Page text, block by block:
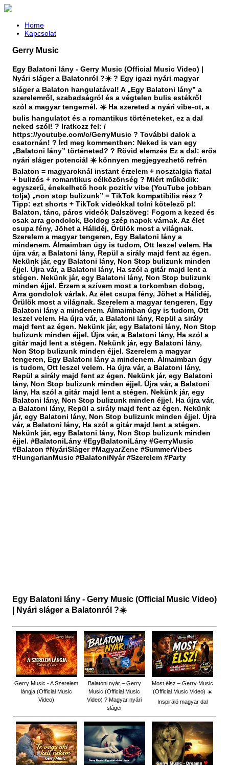
Home
Kapcsolat
Gerry Music
Egy Balatoni lány - Gerry Music (Official Music Video) |
Nyári sláger a Balatonról ?☀️ ? Egy igazi nyári magyar
sláger a Balaton hangulatával! A „Egy Balatoni lány” a
szerelemről, szabadságról és a végtelen bulis estékről
szól a magyar tengernél. ☀️ Ha szereted a nyári vibe-ot, a
bulis hangulatot és a romantikus történeteket, ez a dal
neked szól! ? Iratkozz fel: /
https://youtube.com/c/GerryMusic ? További dalok a
csatornán! ? Írd meg kommentben: Neked is van egy
„Balatoni lány” történeted? ? Rövid elemzés Ez a dal: erős
nyári sláger potenciál ☀️ könnyen megjegyezhető refrén
Balaton = magyaroknál instant érzelem + nosztalgia fiatal
+ bulizós + romantikus célközönség ? Miért működik:
egyszerű, énekelhető hook pozitív vibe (YouTube jobban
tolja) „non stop bulizunk” = TikTok kompatibilis rész ?
Tipp: ezt shorts + TikTok videókkal tolni kötelező pl:
Balaton, tánc, páros videók Dalszöveg: Fogom a kezed és
csak arra gondolok, Boldog szép napok várnak. Az élet
csupa fény, Jöhet a Hálidéj, Örülök most a világnak.
Szerelem a magyar tengeren, Egy Balatoni lány a
mindenem. Álmaimban úgy is tudom, Ott leszel velem. Ha
újra vár, a Balatoni lány, Repül a sirály majd fent az égen.
Nekünk jár, egy Balatoni lány, Non Stop bulizunk minden
éjjel. Újra vár, a Balatoni lány, Ha szól a gitár majd lent a
stégen. Nekünk jár, egy Balatoni lány, Non Stop bulizunk
minden éjjel. Érzem a szívem most a torkomban dobog,
Arra gondolok várlak. Az élet csupa fény, Jöhet a Hálidéj,
Örülök most a világnak. Szerelem a magyar tengeren, Egy
Balatoni lány a mindenem. Álmaimban úgy is tudom, Ott
leszel velem. Ha újra vár, a Balatoni lány, Repül a sirály
majd fent az égen. Nekünk jár, egy Balatoni lány, Non Stop
bulizunk minden éjjel. Újra vár, a Balatoni lány, Ha szól a
gitár majd lent a stégen. Nekünk jár, egy Balatoni lány,
Non Stop bulizunk minden éjjel. Szerelem a magyar
tengeren, Egy Balatoni lány a mindenem. Álmaimban úgy
is tudom, Ott leszel velem. Ha újra vár, a Balatoni lány,
Repül a sirály majd fent az égen. Nekünk jár, egy Balatoni
lány, Non Stop bulizunk minden éjjel. Újra vár, a Balatoni
lány, Ha szól a gitár majd lent a stégen. Nekünk jár, egy
Balatoni lány, Non Stop bulizunk minden éjjel. Ha újra vár,
a Balatoni lány, Repül a sirály majd fent az égen. Nekünk
jár, egy Balatoni lány, Non Stop bulizunk minden éjjel. Újra
vár, a Balatoni lány, Ha szól a gitár majd lent a stégen.
Nekünk jár, egy Balatoni lány, Non Stop bulizunk minden
éjjel. #BalatoniLány #EgyBalatoniLány #GerryMusic
#Balaton #NyáriSláger #MagyarZene #SummerVibes
#HungarianMusic #BalatoniNyár #Szerelem #Party
Egy Balatoni lány - Gerry Music (Official Music Video)
| Nyári sláger a Balatonról ?☀️
Gerry Music - A Szerelem
lángja (Official Music
Video)
Balatoni nyár – Gerry
Music (Official Music
Video) ? Magyar nyári
sláger
Most élsz – Gerry Music
(Official Music Video) ☀️
Inspiráló magyar dal